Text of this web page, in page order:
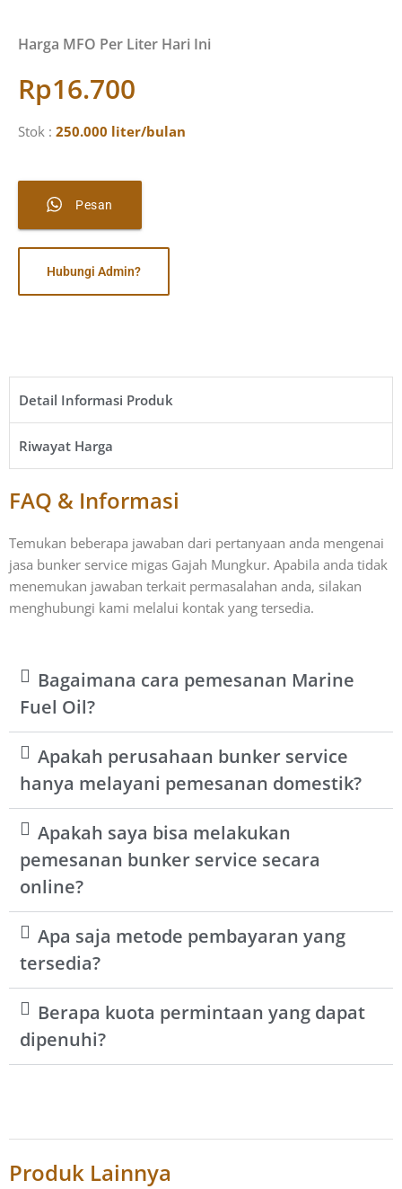
Harga MFO Per Liter Hari Ini
Rp16.700
Stok : 250.000 liter/bulan
Pesan
Hubungi Admin?
Detail Informasi Produk​
Riwayat Harga​
FAQ & Informasi
Temukan beberapa jawaban dari pertanyaan anda mengenai
jasa bunker service migas Gajah Mungkur. Apabila anda tidak
menemukan jawaban terkait permasalahan anda, silakan
menghubungi kami melalui kontak yang tersedia.
Bagaimana cara pemesanan Marine
Fuel Oil?
Apakah perusahaan bunker service
hanya melayani pemesanan domestik?
Apakah saya bisa melakukan
pemesanan bunker service secara
online?
Apa saja metode pembayaran yang
tersedia?
Berapa kuota permintaan yang dapat
dipenuhi?
Produk Lainnya